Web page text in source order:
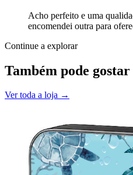
Acho perfeito e uma
encomendei outra para
Continue a explorar
Também pode gostar
Ver toda a loja →